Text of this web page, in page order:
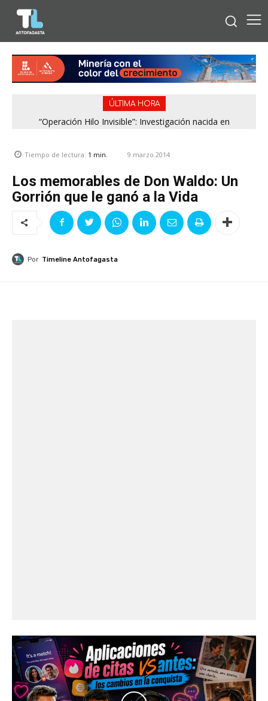
ÚLTIMA HORA
“Operación Hilo Invisible”: Investigación nacida en
Tiempo de lectura: 1 min. 9 marzo 2014
Los memorables de Don Waldo: Un
Gorrión que le ganó a la Vida
Por Timeline Antofagasta